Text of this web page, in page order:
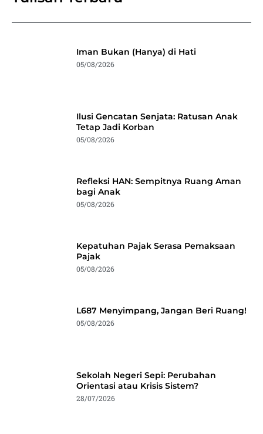
Iman Bukan (Hanya) di Hati
05/08/2026
Ilusi Gencatan Senjata: Ratusan Anak
Tetap Jadi Korban
05/08/2026
Refleksi HAN: Sempitnya Ruang Aman
bagi Anak
05/08/2026
Kepatuhan Pajak Serasa Pemaksaan
Pajak
05/08/2026
L687 Menyimpang, Jangan Beri Ruang!
05/08/2026
Sekolah Negeri Sepi: Perubahan
Orientasi atau Krisis Sistem?
28/07/2026